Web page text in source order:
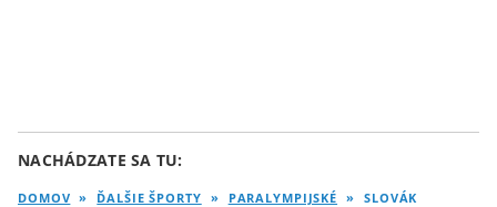
NACHÁDZATE SA TU:
DOMOV » ĎALŠIE ŠPORTY » PARALYMPIJSKÉ » SLOVÁK